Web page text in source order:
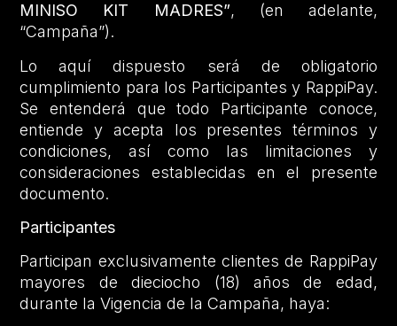
MINISO KIT MADRES”, (en adelante,
“Campaña”).
Lo aquí dispuesto será de obligatorio
cumplimiento para los Participantes y RappiPay.
Se entenderá que todo Participante conoce,
entiende y acepta los presentes términos y
condiciones, así como las limitaciones y
consideraciones establecidas en el presente
documento.
Participantes
Participan exclusivamente clientes de RappiPay
mayores de dieciocho (18) años de edad,
durante la Vigencia de la Campaña, haya: